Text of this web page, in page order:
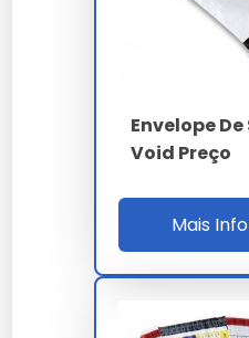
Lacre
Norma
Envelope
Void Preço
Mais